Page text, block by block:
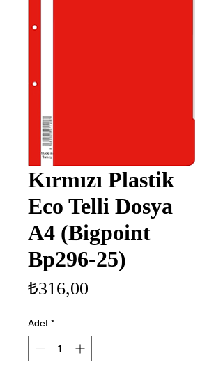
Kırmızı Plastik
Eco Telli Dosya
A4 (Bigpoint
Bp296-25)
₺316,00
Adet *